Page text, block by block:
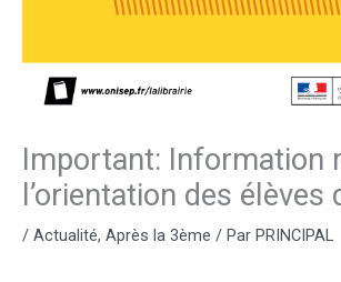
Important: Information
l’orientation des élèves
/ Actualité, Après la 3ème / Par PRINCIPAL